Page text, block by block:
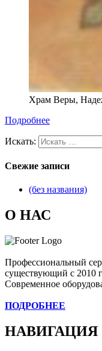
Храм Веры,
Подробнее
Искать:
Свежие записи
(без названия)
О НАС
Профессиональный
существующий с 2010
Современное
ПОДРОБНЕЕ
НАВИГАЦИЯ